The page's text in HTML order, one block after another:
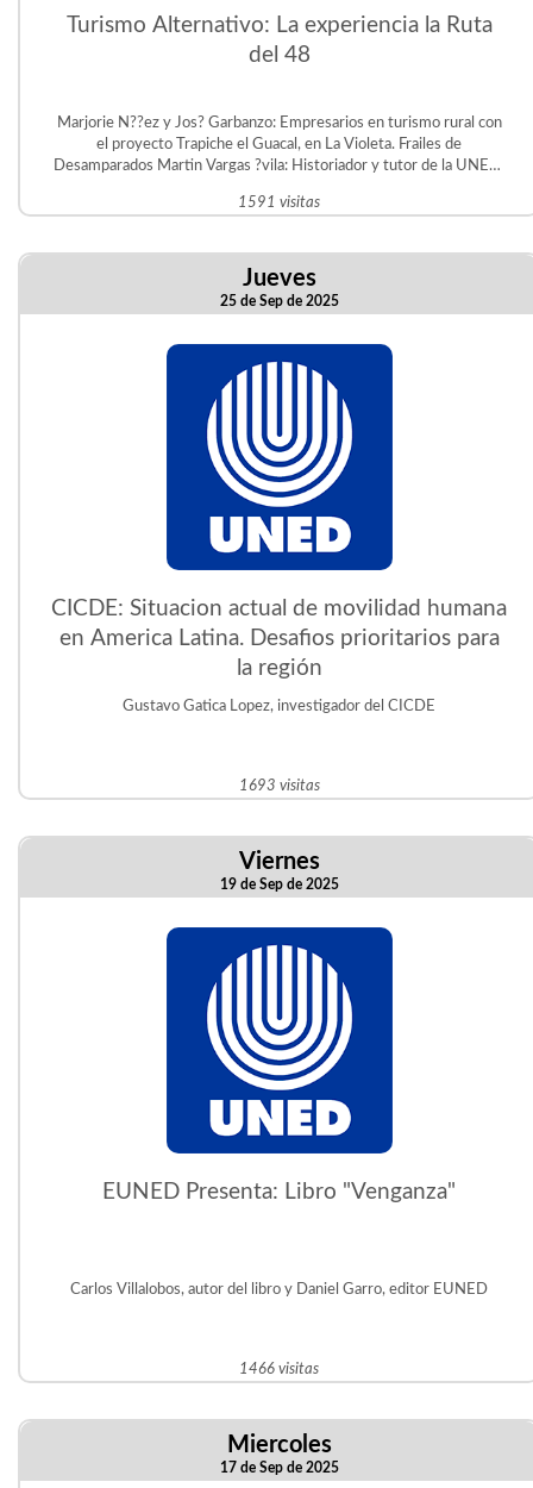
Turismo Alternativo: La experiencia la Ruta
del 48
Marjorie N??ez y Jos? Garbanzo: Empresarios en turismo rural con
el proyecto Trapiche el Guacal, en La Violeta. Frailes de
Desamparados Martin Vargas ?vila: Historiador y tutor de la UNED.
1591 visitas
Jueves
25 de Sep de 2025
CICDE: Situacion actual de movilidad humana
en America Latina. Desafios prioritarios para
la región
Gustavo Gatica Lopez, investigador del CICDE
1693 visitas
Viernes
19 de Sep de 2025
EUNED Presenta: Libro "Venganza"
Carlos Villalobos, autor del libro y Daniel Garro, editor EUNED
1466 visitas
Miercoles
17 de Sep de 2025